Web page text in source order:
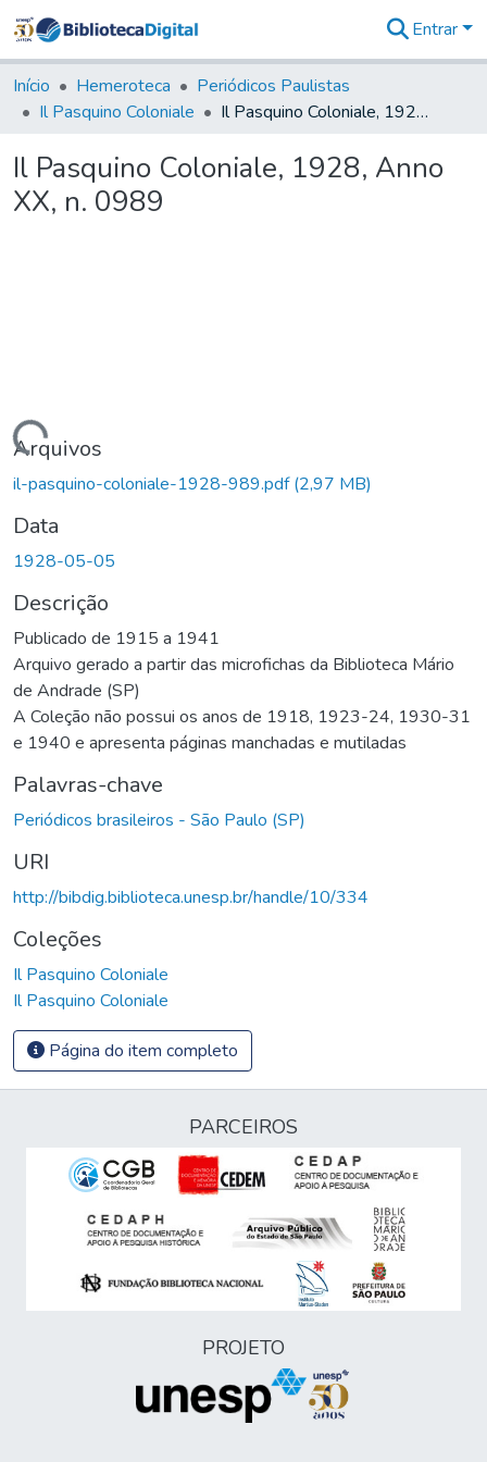
&
Coleções
Tudo na
Digital
Entrar
Início Hemeroteca
Periódicos Paulistas
Il Pasquino Coloniale
Il Pasquino Coloniale, 1928, Anno XX, n. 0989
Il Pasquino Coloniale, 1928, Anno
XX, n. 0989
Carregando...
Arquivos
il-pasquino-coloniale-1928-989.pdf(2,97 MB)
Data
1928-05-05
Descrição
Publicado de 1915 a 1941
Arquivo gerado a partir das microfichas da Biblioteca Mário
de Andrade (SP)
A Coleção não possui os anos de 1918, 1923-24, 1930-31
e 1940 e apresenta páginas manchadas e mutiladas
Palavras-chave
Periódicos brasileiros - São Paulo (SP)
URI
http://bibdig.biblioteca.unesp.br/handle/10/334
Coleções
Il Pasquino Coloniale
Il Pasquino Coloniale
Página do item completo
PARCEIROS
PROJETO